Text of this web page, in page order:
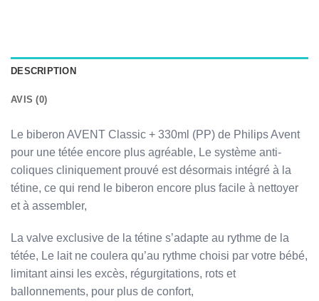
DESCRIPTION
AVIS (0)
Le biberon AVENT Classic + 330ml (PP) de Philips Avent
pour une tétée encore plus agréable, Le système anti-
coliques cliniquement prouvé est désormais intégré à la
tétine, ce qui rend le biberon encore plus facile à nettoyer
et à assembler,
La valve exclusive de la tétine s’adapte au rythme de la
tétée, Le lait ne coulera qu’au rythme choisi par votre bébé,
limitant ainsi les excès, régurgitations, rots et
ballonnements, pour plus de confort,